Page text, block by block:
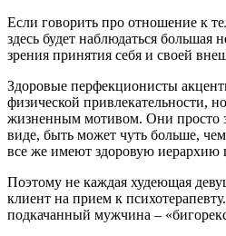
Если говорить про отношение к
здесь будет наблюдаться большая
зрения принятия себя и своей
Здоровые перфекционисты
физической привлекательности,
жизненным мотивом. Они просто
виде, быть может чуть больше,
все же имеют здоровую иерархию
Поэтому не каждая худеющая
клиент на прием к
подкачанный мужчина –